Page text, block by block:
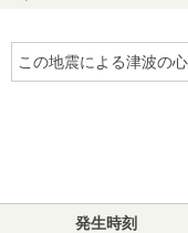
この地震による津波の
発生時刻